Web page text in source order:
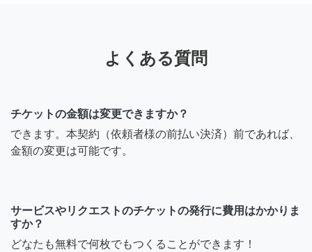
よくある質問
チケットの金額は変更できますか？
できます。本契約（依頼者様の前払い決済）前であれば、
金額の変更は可能です。
サービスやリクエストのチケットの発行に費用はかかりま
すか？
どなたも無料で何枚でもつくることができます！